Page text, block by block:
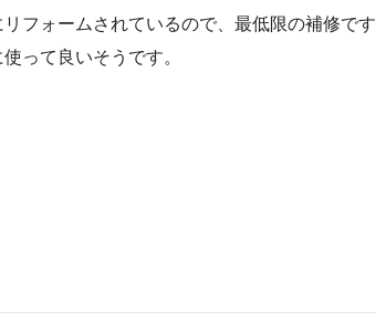
フォームされているので、最低限の補修です
って良いそうです。